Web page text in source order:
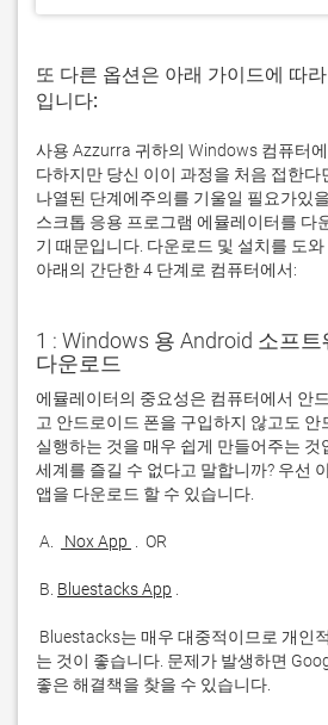
또 다른 옵션은 아래 가이드에 따
입니다:
사용 Azzurra 귀하의 Windows 컴퓨터
다하지만 당신 이이 과정을 처음 접한다
나열된 단계에주의를 기울일 필요가있
스크톱 응용 프로그램 에뮬레이터를 다
기 때문입니다. 다운로드 및 설치를 도
아래의 간단한 4 단계로 컴퓨터에서:
1 : Windows 용 Android 소프
다운로드
에뮬레이터의 중요성은 컴퓨터에서 안
고 안드로이드 폰을 구입하지 않고도 안
실행하는 것을 매우 쉽게 만들어주는 것
세계를 즐길 수 없다고 말합니까? 우선
A. Nox App
B. Bluestacks App
는 것이 좋습니다. 문제가 발생하면
좋은 해결책을 찾을 수 있습니다.